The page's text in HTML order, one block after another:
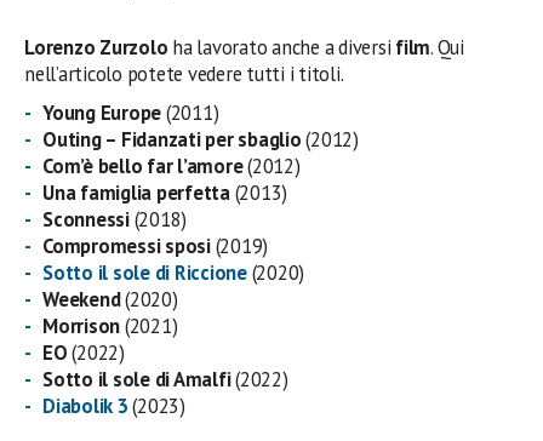
Lorenzo Zurzolo ha lavorato anche a diversi film. Qui
nell’articolo potete vedere tutti i titoli.
Young Europe(2011)
Outing – Fidanzati per sbaglio(2012)
Com’è bello far l’amore(2012)
Una famiglia perfetta(2013)
Sconnessi(2018)
Compromessi sposi(2019)
Sotto il sole di Riccione(2020)
Weekend(2020)
Morrison(2021)
EO(2022)
Sotto il sole di Amalfi(2022)
Diabolik 3(2023)